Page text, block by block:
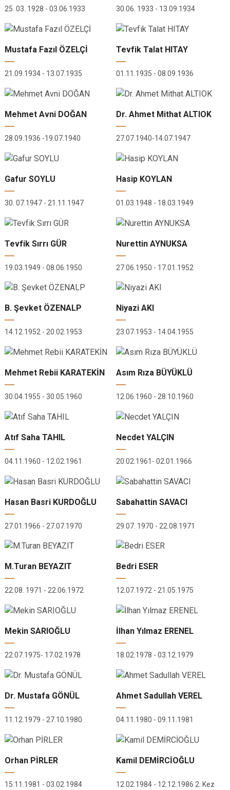
25. 03. 1928 - 03.06.1933 30.06. 1933 - 13.09.1934
Mustafa Fazıl ÖZELÇİ
21.09.1934 - 13.07.1935
Tevfik Talat HITAY
01.11.1935 - 08.09.1936
Mehmet Avni DOĞAN
28.09.1936 -19.07.1940
Dr. Ahmet Mithat ALTIOK
27.07.1940-14.07.1947
Gafur SOYLU
30. 07.1947 - 21.11.1947
Hasip KOYLAN
01.03.1948 - 18.03.1949
Tevfik Sırrı GÜR
19.03.1949 - 08.06.1950
Nurettin AYNUKSA
27.06.1950 - 17.01.1952
B. Şevket ÖZENALP
14.12.1952 - 20.02.1953
Niyazi AKI
23.07.1953 - 14.04.1955
Mehmet Rebii KARATEKİN
30.04.1955 - 30.05.1960
Asım Rıza BÜYÜKLÜ
12.06.1960 - 28.10.1960
Atıf Saha TAHIL
04.11.1960 - 12.02.1961
Necdet YALÇIN
20.02.1961- 02.01.1966
Hasan Basri KURDOĞLU
27.01.1966 - 27.07.1970
Sabahattin SAVACI
29.07. 1970 - 22.08.1971
M.Turan BEYAZIT
22.08. 1971 - 22.06.1972
Bedri ESER
12.07.1972 - 21.05.1975
Mekin SARIOĞLU
22.07.1975- 17.02.1978
İlhan Yılmaz ERENEL
18.02.1978 - 03.12.1979
Dr. Mustafa GÖNÜL
11.12.1979 - 27.10.1980
Ahmet Sadullah VEREL
04.11.1980 - 09.11.1981
Orhan PİRLER
15.11.1981 - 03.02.1984
Kamil DEMİRCİOĞLU
12.02.1984 - 12.12.1986 2. Kez